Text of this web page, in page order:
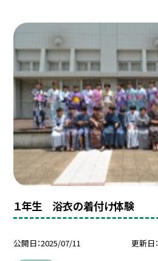
１年生 浴衣の着付け体験
公開日 2025/07/11 更新日